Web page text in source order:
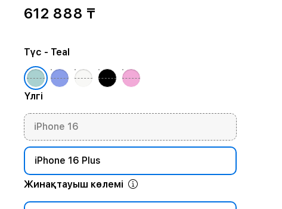
612 888 ₸
Үлгі
iPhone 16
iPhone 16 Plus
Жинақтауыш көлемі
Түс - Teal